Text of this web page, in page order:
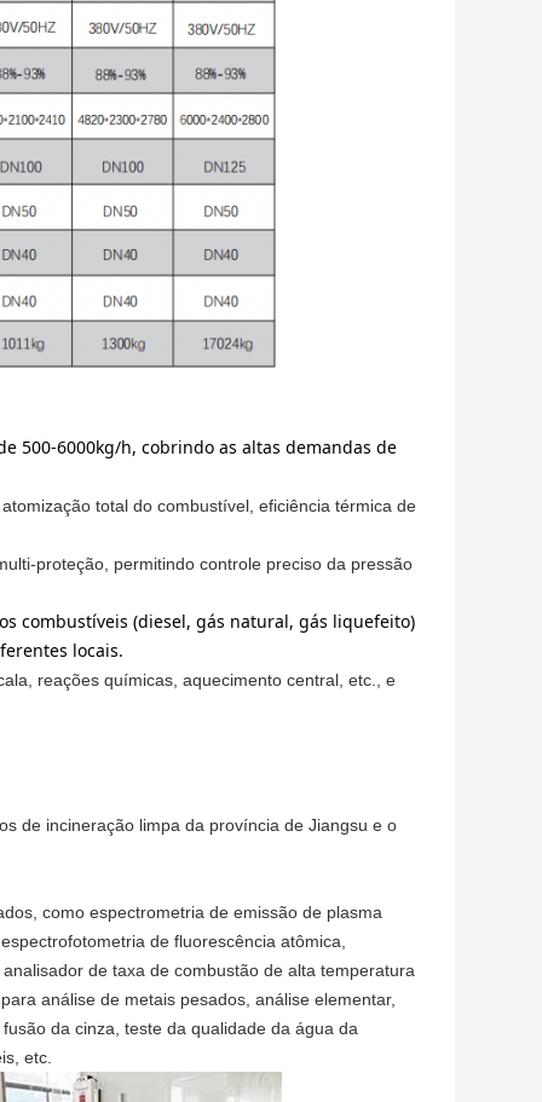
500-6000kg/h, cobrindo as altas demandas de
total do combustível, eficiência térmica de
proteção, permitindo controle preciso da pressão
combustíveis (diesel, gás natural, gás liquefeito)
locais.
reações químicas, aquecimento central, etc., e
de incineração limpa da província de Jiangsu e o
como espectrometria de emissão de plasma
de fluorescência atômica,
de taxa de combustão de alta temperatura
análise de metais pesados, análise elementar,
da cinza, teste da qualidade da água da
etc.